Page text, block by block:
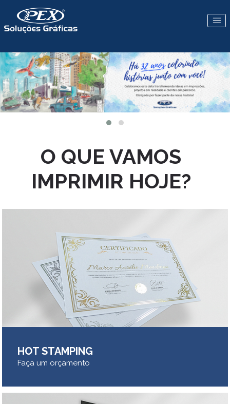
O QUE VAMOS
IMPRIMIR HOJE?
HOT STAMPING
Faça um orçamento